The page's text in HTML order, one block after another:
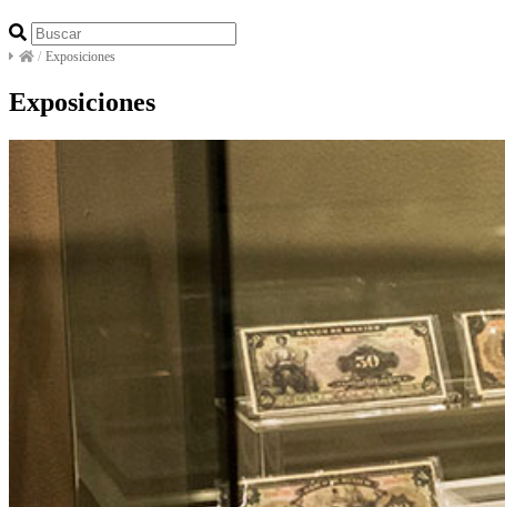
/ Exposiciones
Exposiciones